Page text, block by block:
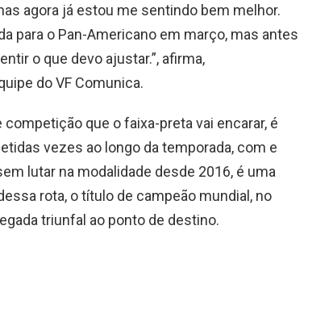
agora já estou me sentindo bem melhor.
para o Pan-Americano em março, mas antes
o que devo ajustar.”, afirma,
do VF Comunica.
que o faixa-preta vai encarar, é
vezes ao longo da temporada, com e
lutar na modalidade desde 2016, é uma
rota, o título de campeão mundial, no
triunfal ao ponto de destino.